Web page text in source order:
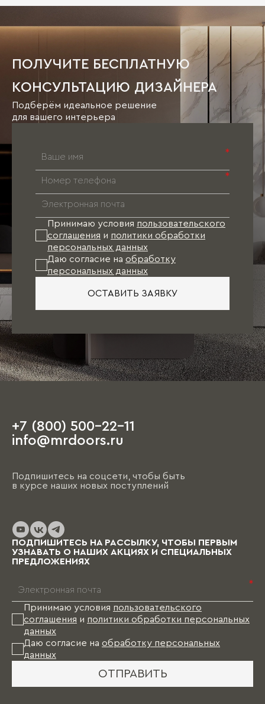
ПОЛУЧИТЕ БЕСПЛАТНУЮ
КОНСУЛЬТАЦИЮ ДИЗАЙНЕРА
Подберём идеальное решение
для вашего интерьера
*
*
Принимаю условия пользовательского
соглашения и политики обработки
персональных данных
Даю согласие на обработку
персональных данных
ОСТАВИТЬ ЗАЯВКУ
+7 (800) 500-22-11
info@mrdoors.ru
Подпишитесь на соцсети, чтобы быть
в курсе наших новых поступлений
ПОДПИШИТЕСЬ НА РАССЫЛКУ, ЧТОБЫ ПЕРВЫМ
УЗНАВАТЬ О НАШИХ АКЦИЯХ И СПЕЦИАЛЬНЫХ
ПРЕДЛОЖЕНИЯХ
*
Принимаю условия пользовательского
соглашения и политики обработки персональных
данных
Даю согласие на обработку персональных
данных
ОТПРАВИТЬ